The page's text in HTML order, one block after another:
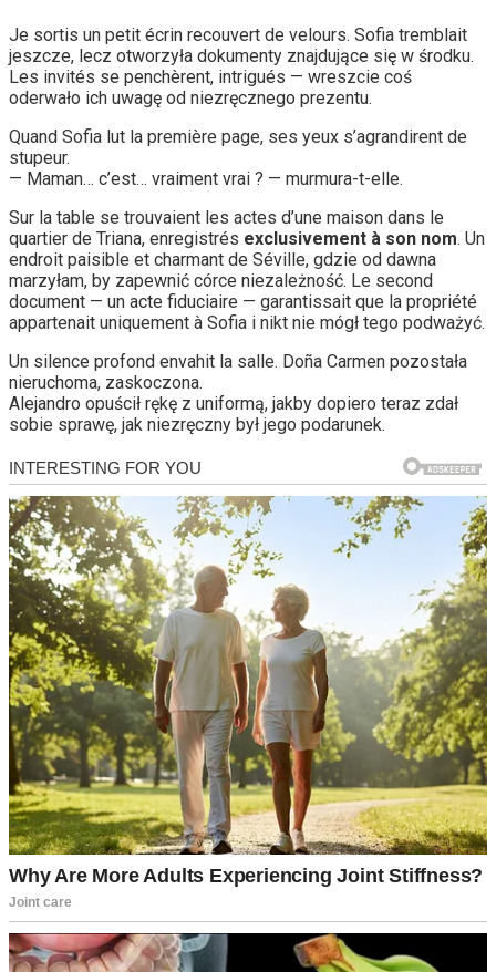
Je sortis un petit écrin recouvert de velours. Sofia tremblait
jeszcze, lecz otworzyła dokumenty znajdujące się w środku.
Les invités se penchèrent, intrigués — wreszcie coś
oderwało ich uwagę od niezręcznego prezentu.
Quand Sofia lut la première page, ses yeux s’agrandirent de
stupeur.
— Maman… c’est… vraiment vrai ? — murmura-t-elle.
Sur la table se trouvaient les actes d’une maison dans le
quartier de Triana, enregistrés exclusivement à son nom. Un
endroit paisible et charmant de Séville, gdzie od dawna
marzyłam, by zapewnić córce niezależność. Le second
document — un acte fiduciaire — garantissait que la propriété
appartenait uniquement à Sofia i nikt nie mógł tego podważyć.
Un silence profond envahit la salle. Doña Carmen pozostała
nieruchoma, zaskoczona.
Alejandro opuścił rękę z uniformą, jakby dopiero teraz zdał
sobie sprawę, jak niezręczny był jego podarunek.